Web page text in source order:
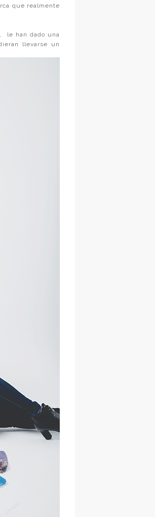
que realmente
le han dado una
llevarse un